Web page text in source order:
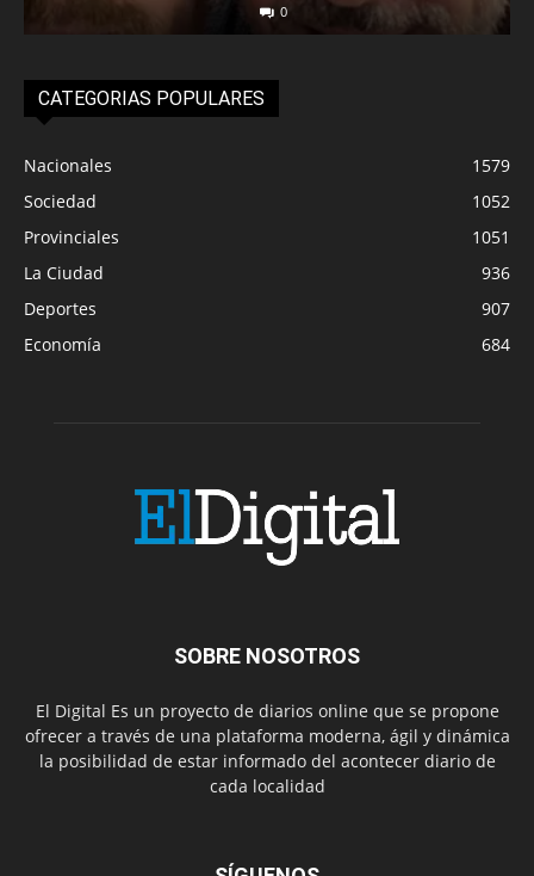
0
CATEGORIAS POPULARES
Nacionales
1579
Sociedad
1052
Provinciales
1051
La Ciudad
936
Deportes
907
Economía
684
SOBRE NOSOTROS
El Digital Es un proyecto de diarios online que se propone
ofrecer a través de una plataforma moderna, ágil y dinámica
la posibilidad de estar informado del acontecer diario de
cada localidad